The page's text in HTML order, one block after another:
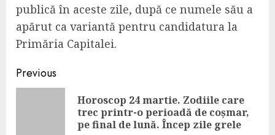
publică în aceste zile, după ce numele său a
apărut ca variantă pentru candidatura la
Primăria Capitalei.
Continue
Reading
Previous
Horoscop 24 martie. Zodiile care
trec printr-o perioadă de coșmar,
pe final de lună. Încep zile grele